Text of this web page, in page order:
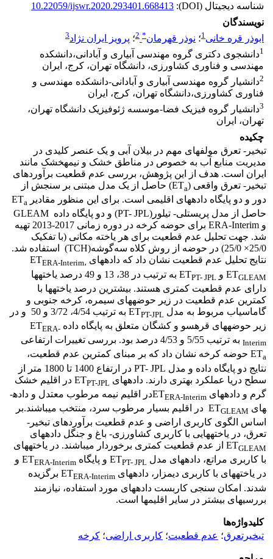
شناسه دیجیتال (DOI):
10.22059/ijswr.2020.293401.668413
نویسندگان
ابوذر قره خانی1؛ نوذر قهرمان*
2؛ پرویز ایران نژاد3
1دانشجوی دکتری گروه مهندسی آبیاری و آبادانی،دانشکده
مهندسی و فناوری کشاورزی، دانشگاه تهران، کرج، ایران
2دانشیار گروه مهندسی آبیاری و آبادانی-دانشکده مهندسی و
فناوری کشاورزی،دانشگاه تهران، کرج، ایران
3دانشیار گروه فیزیک فضا-موسسه ژئوفیزیک دانشگاه تهران،
تهران، ایران
چکیده
تبخیر- تعرق مولفه­ای مهم در بیلان آبی و یک عنصر کلیدی در
مدیریت منابع آب به‌‌ خصوص در مناطق خشک و نیمه­خشک مانند
ایران است. هدف از این پژوهش، بررسی عدم قطعیت برآوردهای
تبخیر- تعرق واقعی (ETa
) حاصل از یک مدل مبتنی بر سنجش از
دور و دو پایگاه داده­های اقلیمی است. برای این منظور مقادیر ET a
حاصل از مدل پریستلی- تیلور(PT- JPL) و دو پایگاه داده GLEAM
و ERA-Interim برای حوضه کرخه در دوره زمانی 2017-2013 تهیه
شد. جهت تحلیل عدم قطعیت برای هر یاخته مکانی (با تفکیک
25/0× 25/0) در حوضه از روش کلاه سه‌گوشه(TCH) استفاده شد.
نتایج تحلیل عدم قطعیت نشان داد که داده­های ET ERA-Interim،
ETGLEAM و ET PT- JPL
به ترتیب در 38، 13 و 49 درصد یاخته­ها
دارای عدم قطعیت کمتری هستند. بیشترین درصد یاخته­ها با
کمترین عدم قطعیت در زیر حوضه­های سیمره، کرخه جنوبی و
گاماسیاب مربوط به مدل ET PT-JPL
به ترتیب 4/54، 3/72 و 50 و در
زیر حوضه­های قره­سو و کشگان متعلق به پایگاه داده ET ERA-
Interim
به ترتیب 5/55 و 4/53 درصد بود. بررسی تغییرات ارتفاعی
ETa
حوضه کرخه نشان داد که بر مبنای کمترین عدم قطعیت،
نتایج دو پایگاه داده و مدل PT- JPL در ارتفاع 1400 تا 1800 متر از
سطح دریا عملکرد بهتری دارند. داده­های ET PT-JPL
در اقلیم خشک
گرم و داده­های ET ERA-Interim
در اقلیم نیمه مرطوب معتدل و داده­
های ET GLEAM
در اقلیم بسیار مرطوب سرد، منتخب می­باشند.بر
اساس الگوی کاربری اراضی و عدم قطعیت برآوردهای تبخیر-
تعرق، در یاخته­هایی با کاربری کشاورزی- باغ و جنگل داده­های
ETGLEAM
از عدم قطعیت کمتری برخوردار می­باشند. در یاخته­های
با کاربری مراتع، داده­های مدل ET PT- JPL و پایگاه ET ERA-Interim
و
در یاخته­های با کاربری دیمزار، داده­های ET ERA-Interim
برگزیده
شدند. امکان سنجی کاربست داده­های مورد استفاده، نیازمند
بررسی­های بیشتر در سایر اقلیم­ها است.
کلیدواژه‌ها
تبخیرتعرق؛ عدم قطعیت؛ کاربری اراضی؛ کرخه